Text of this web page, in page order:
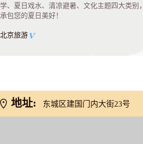
学、夏日戏水、清凉避暑、文化主题四大类别，
承包您的夏日美好！
北京旅游
地址: 东城区建国门内大街23号